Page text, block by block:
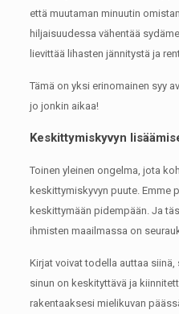
että muutaman minuutin
hiljaisuudessa vähentää
lievittää lihasten jännitystä ja
Tämä on yksi erinomainen syy
jo jonkin aikaa!
Keskittymiskyvyn
Toinen yleinen ongelma, jota
keskittymiskyvyn puute. Emme
keskittymään pidempään. Ja
ihmisten maailmassa on
Kirjat voivat todella auttaa siinä,
sinun on keskityttävä ja
rakentaaksesi mielikuvan